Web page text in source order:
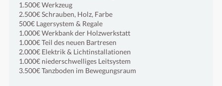
1.500€ Werkzeug
2.500€ Schrauben, Holz, Farbe
500€ Lagersystem & Regale
1.000€ Werkbank der Holzwerkstatt
1.000€ Teil des neuen Bartresen
2.000€ Elektrik & Lichtinstallationen
1.000€ niederschwelliges Leitsystem
3.500€ Tanzboden im Bewegungsraum